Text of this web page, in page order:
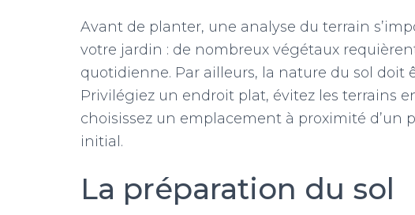
Avant de planter, une analyse du terrain
votre jardin : de nombreux végétaux
quotidienne. Par ailleurs, la nature du sol doit
Privilégiez un endroit plat, évitez les terrains
choisissez un emplacement à proximité d’un
initial.
La préparation du sol